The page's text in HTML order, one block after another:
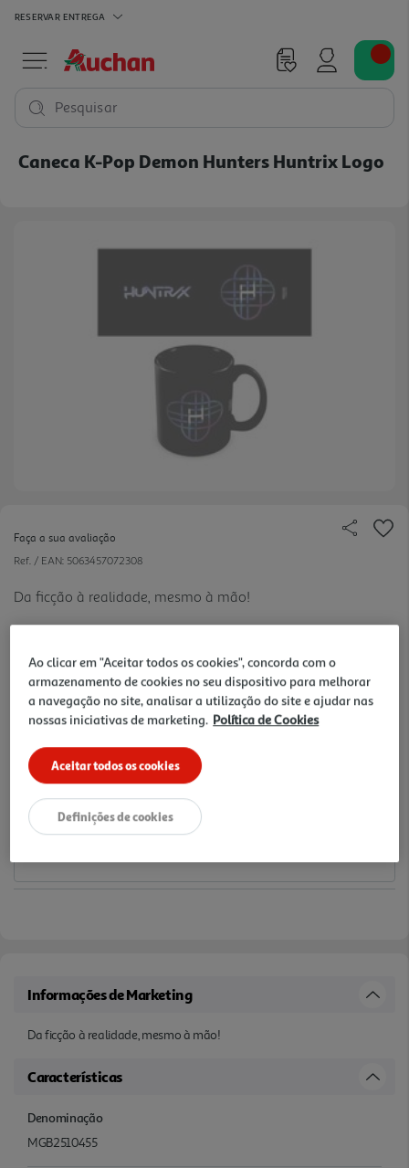
RESERVAR ENTREGA
Pesquisar
Caneca K-Pop Demon Hunters Huntrix Logo
Faça a sua avaliação
Ref. / EAN: 5063457072308
Da ficção à realidade, mesmo à mão!
12.99 €/un
12,99 €
Informações de Marketing
Da ficção à realidade, mesmo à mão!
Características
Denominação
MGB2510455
Ao clicar em "Aceitar todos os cookies", concorda com o
armazenamento de cookies no seu dispositivo para melhorar
a navegação no site, analisar a utilização do site e ajudar nas
nossas iniciativas de marketing. Política de Cookies
Aceitar todos os cookies
Definições de cookies